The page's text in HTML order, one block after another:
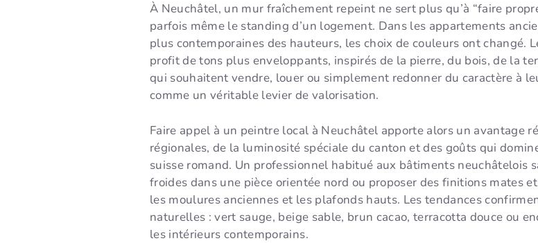
À Neuchâtel, un mur fraîchement repeint ne sert plus qu’à “faire
parfois même le standing d’un logement. Dans les appartements
plus contemporaines des hauteurs, les choix de couleurs ont changé.
profit de tons plus enveloppants, inspirés de la pierre, du bois, de la
qui souhaitent vendre, louer ou simplement redonner du caractère à
comme un véritable levier de valorisation.
Faire appel à un peintre local à Neuchâtel apporte alors un avantage
régionales, de la luminosité spéciale du canton et des goûts qui
suisse romand. Un professionnel habitué aux bâtiments neuchâtelois
froides dans une pièce orientée nord ou proposer des finitions mates
les moulures anciennes et les plafonds hauts. Les tendances
naturelles : vert sauge, beige sable, brun cacao, terracotta douce ou
les intérieurs contemporains.